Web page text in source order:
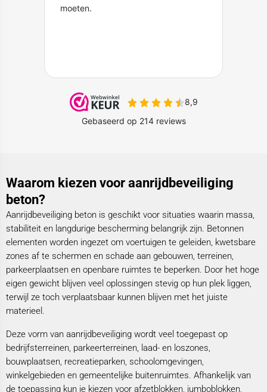
Waarom kiezen voor aanrijdbeveiliging
beton?
Aanrijdbeveiliging beton is geschikt voor situaties waarin massa,
stabiliteit en langdurige bescherming belangrijk zijn. Betonnen
elementen worden ingezet om voertuigen te geleiden, kwetsbare
zones af te schermen en schade aan gebouwen, terreinen,
parkeerplaatsen en openbare ruimtes te beperken. Door het hoge
eigen gewicht blijven veel oplossingen stevig op hun plek liggen,
terwijl ze toch verplaatsbaar kunnen blijven met het juiste
materieel.
Deze vorm van aanrijdbeveiliging wordt veel toegepast op
bedrijfsterreinen, parkeerterreinen, laad- en loszones,
bouwplaatsen, recreatieparken, schoolomgevingen,
winkelgebieden en gemeentelijke buitenruimtes. Afhankelijk van
de toepassing kun je kiezen voor afzetblokken, jumboblokken,